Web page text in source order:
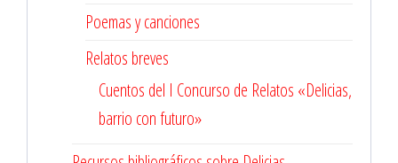
Poemas y canciones
Relatos breves
Cuentos del I Concurso de Relatos «Delicias,
barrio con futuro»